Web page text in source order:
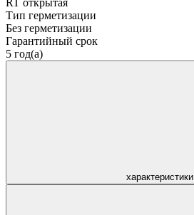
Тип герметизации
Без герметизации
Гарантийный срок
5 год(а)
характеристики